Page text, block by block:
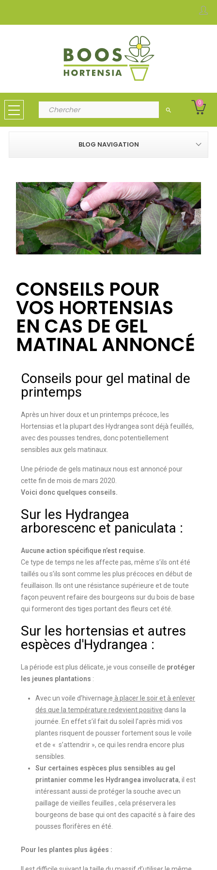
search
0
BLOG NAVIGATION
CONSEILS POUR
VOS HORTENSIAS
EN CAS DE GEL
MATINAL ANNONCÉ
Conseils pour gel matinal de
printemps
Après un hiver doux et un printemps précoce, les
Hortensias et la plupart des Hydrangea sont déjà feuillés,
avec des pousses tendres, donc potentiellement
sensibles aux gels matinaux.
Une période de gels matinaux nous est annoncé pour
cette fin de mois de mars 2020.
Voici donc quelques conseils.
Sur les Hydrangea
arborescenc et paniculata :
Aucune action spécifique n’est requise.
Ce type de temps ne les affecte pas, même s’ils ont été
taillés ou s’ils sont comme les plus précoces en début de
feuillaison. Ils ont une résistance supérieure et de toute
façon peuvent refaire des bourgeons sur du bois de base
qui formeront des tiges portant des fleurs cet été.
Sur les hortensias et autres
espèces d'Hydrangea :
La période est plus délicate, je vous conseille de protéger
les jeunes plantations :
Avec un voile d’hivernage à placer le soir et à enlever
dés que la température redevient positive dans la
journée. En effet s’il fait du soleil l’après midi vos
plantes risquent de pousser fortement sous le voile
et de « s’attendrir », ce qui les rendra encore plus
sensibles.
Sur certaines espèces plus sensibles au gel
printanier comme les Hydrangea involucrata, il est
intéressant aussi de protéger la souche avec un
paillage de vieilles feuilles , cela préservera les
bourgeons de base qui ont des capacité s à faire des
pousses florifères en été.
Pour les plantes plus âgées :